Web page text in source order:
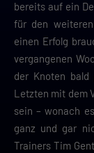
bereits auf ein
für den
einen Erfolg
vergangenen
der Knoten
Letzten mit dem
sein – wonach
ganz und gar
Trainers Tim